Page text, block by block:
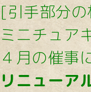
[引手部分
ミニチュア
４月の催事
リニューア